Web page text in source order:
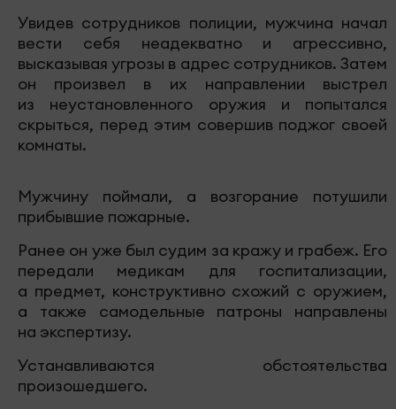
Увидев сотрудников полиции, мужчина начал
вести себя неадекватно и агрессивно,
высказывая угрозы в адрес сотрудников. Затем
он произвел в их направлении выстрел
из неустановленного оружия и попытался
скрыться, перед этим совершив поджог своей
комнаты.
Мужчину поймали, а возгорание потушили
прибывшие пожарные.
Ранее он уже был судим за кражу и грабеж. Его
передали медикам для госпитализации,
а предмет, конструктивно схожий с оружием,
а также самодельные патроны направлены
на экспертизу.
Устанавливаются обстоятельства
произошедшего.